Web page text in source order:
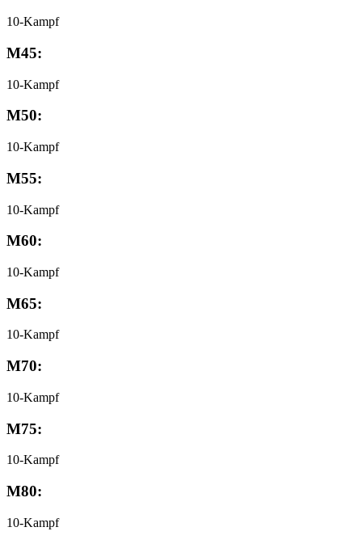
10-Kampf
M45:
10-Kampf
M50:
10-Kampf
M55:
10-Kampf
M60:
10-Kampf
M65:
10-Kampf
M70:
10-Kampf
M75:
10-Kampf
M80:
10-Kampf